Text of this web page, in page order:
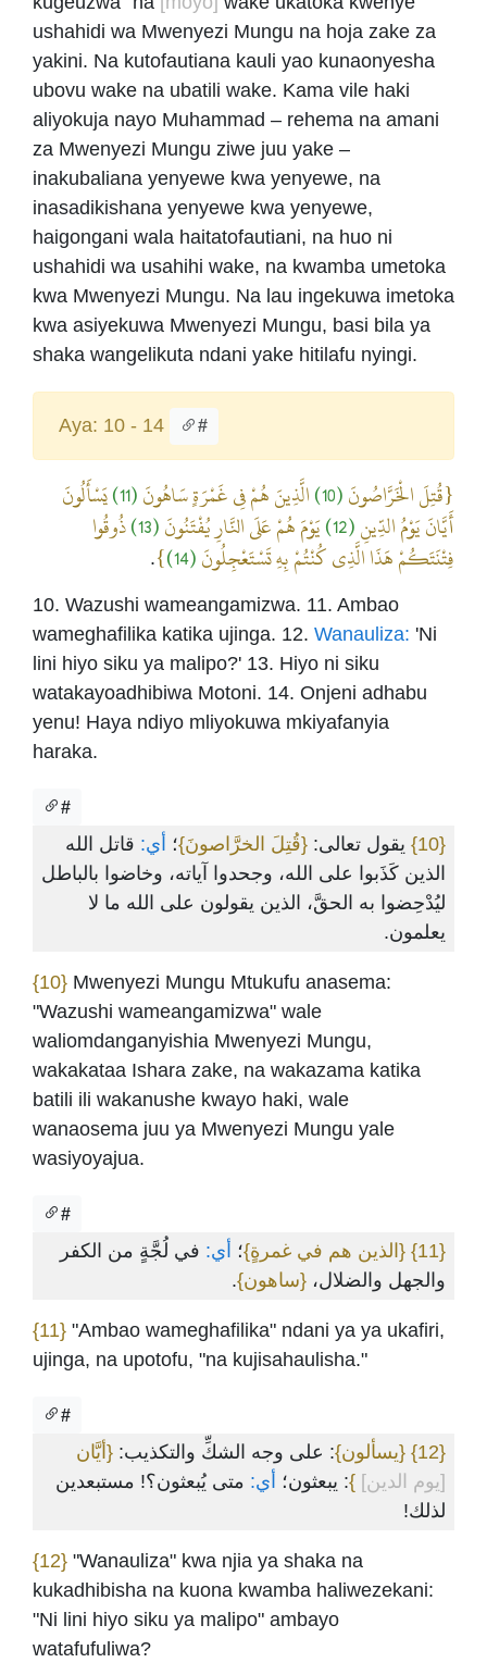
ushahidi wa Mwenyezi Mungu na hoja zake za
yakini. Na kutofautiana kauli yao kunaonyesha
ubovu wake na ubatili wake. Kama vile haki
aliyokuja nayo Muhammad – rehema na amani
za Mwenyezi Mungu ziwe juu yake –
inakubaliana yenyewe kwa yenyewe, na
inasadikishana yenyewe kwa yenyewe,
haigongani wala haitatofautiani, na huo ni
ushahidi wa usahihi wake, na kwamba umetoka
kwa Mwenyezi Mungu. Na lau ingekuwa imetoka
kwa asiyekuwa Mwenyezi Mungu, basi bila ya
shaka wangelikuta ndani yake hitilafu nyingi.
Aya: 10 - 14 #
{قُتِلَ الْخَرَّاصُونَ(10) الَّذِينَ هُمْ فِي غَمْرَةٍ سَاهُونَ(11)
يَسْأَلُونَ
أَيَّانَ يَوْمُ الدِّينِ(12) يَوْمَ هُمْ عَلَى النَّارِ يُفْتَنُونَ(13)
ذُوقُوا
فِتْنَتَكُمْ هَذَا الَّذِي كُنْتُمْ بِهِ تَسْتَعْجِلُونَ(14)
}
.
10. Wazushi wameangamizwa. 11. Ambao
wameghafilika katika ujinga. 12. Wanauliza: 'Ni
lini hiyo siku ya malipo?' 13. Hiyo ni siku
watakayoadhibiwa Motoni. 14. Onjeni adhabu
yenu! Haya ndiyo mliyokuwa mkiyafanyia
haraka.
#
{10} يقول تعالى: {قُتِلَ الخرَّاصونَ}؛ أي: قاتل الله
الذين كَذَبوا على الله، وجحدوا آياته، وخاضوا بالباطل
ليُدْحِضوا به الحقَّ، الذين يقولون على الله ما لا
يعلمون.
{10} Mwenyezi Mungu Mtukufu anasema:
"Wazushi wameangamizwa" wale
waliomdanganyishia Mwenyezi Mungu,
wakakataa Ishara zake, na wakazama katika
batili ili wakanushe kwayo haki, wale
wanaosema juu ya Mwenyezi Mungu yale
wasiyoyajua.
#
{11} {الذين هم في غمرةٍ}؛ أي: في لُجَّةٍ من الكفر
والجهل والضلال، {ساهون}.
{11} "Ambao wameghafilika" ndani ya ya ukafiri,
ujinga, na upotofu, "na kujisahaulisha."
#
{12} {يسألون}: على وجه الشكِّ والتكذيب: {أيَّان
[يوم الدين] }: يبعثون؛ أي: متى يُبعثون؟! مستبعدين
لذلك!
{12} "Wanauliza" kwa njia ya shaka na
kukadhibisha na kuona kwamba haliwezekani:
"Ni lini hiyo siku ya malipo" ambayo
watafufuliwa?